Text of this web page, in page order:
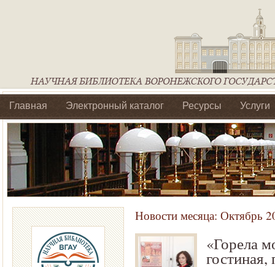
Главная Электронный каталог Ресурсы Услуги
Библиотеки регионального отделения Ассоциации
Новости месяца: Октябрь
«Горела